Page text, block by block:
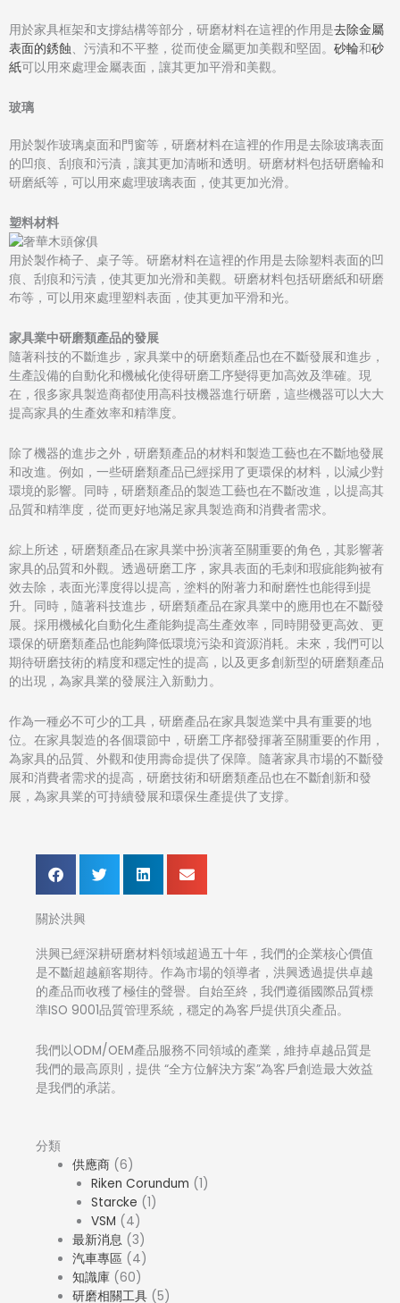
用於家具框架和支撐結構等部分，研磨材料在這裡的作用是去除金屬
表面的銹蝕、污漬和不平整，從而使金屬更加美觀和堅固。 砂輪和砂
紙可以用來處理金屬表面，讓其更加平滑和美觀。
玻璃
用於製作玻璃桌面和門窗等，研磨材料在這裡的作用是去除玻璃表面
的凹痕、刮痕和污漬，讓其更加清晰和透明。研磨材料包括研磨輪和
研磨紙等，可以用來處理玻璃表面，使其更加光滑。
塑料材料
用於製作椅子、桌子等。研磨材料在這裡的作用是去除塑料表面的凹
痕、刮痕和污漬，使其更加光滑和美觀。研磨材料包括研磨紙和研磨
布等，可以用來處理塑料表面，使其更加平滑和光。
家具業中研磨類產品的發展
隨著科技的不斷進步，家具業中的研磨類產品也在不斷發展和進步，
生產設備的自動化和機械化使得研磨工序變得更加高效及準確。現
在，很多家具製造商都使用高科技機器進行研磨，這些機器可以大大
提高家具的生產效率和精準度。
除了機器的進步之外，研磨類產品的材料和製造工藝也在不斷地發展
和改進。例如，一些研磨類產品已經採用了更環保的材料，以減少對
環境的影響。同時，研磨類產品的製造工藝也在不斷改進，以提高其
品質和精準度，從而更好地滿足家具製造商和消費者需求。
綜上所述，研磨類產品在家具業中扮演著至關重要的角色，其影響著
家具的品質和外觀。透過研磨工序，家具表面的毛刺和瑕疵能夠被有
效去除，表面光澤度得以提高，塗料的附著力和耐磨性也能得到提
升。同時，隨著科技進步，研磨類產品在家具業中的應用也在不斷發
展。採用機械化自動化生產能夠提高生產效率，同時開發更高效、更
環保的研磨類產品也能夠降低環境污染和資源消耗。未來，我們可以
期待研磨技術的精度和穩定性的提高，以及更多創新型的研磨類產品
的出現，為家具業的發展注入新動力。
作為一種必不可少的工具，研磨產品在家具製造業中具有重要的地
位。在家具製造的各個環節中，研磨工序都發揮著至關重要的作用，
為家具的品質、外觀和使用壽命提供了保障。隨著家具市場的不斷發
展和消費者需求的提高，研磨技術和研磨類產品也在不斷創新和發
展，為家具業的可持續發展和環保生產提供了支撐。
關於洪興
洪興已經深耕研磨材料領域超過五十年，我們的企業核心價值
是不斷超越顧客期待。作為市場的領導者，洪興透過提供卓越
的產品而收穫了極佳的聲譽。自始至終，我們遵循國際品質標
準ISO 9001品質管理系統，穩定的為客戶提供頂尖產品。
我們以ODM/OEM產品服務不同領域的產業，維持卓越品質是
我們的最高原則，提供 “全方位解決方案”為客戶創造最大效益
是我們的承諾。
分類
供應商 (6)
Riken Corundum (1)
Starcke (1)
VSM (4)
最新消息 (3)
汽車專區 (4)
知識庫 (60)
研磨相關工具 (5)